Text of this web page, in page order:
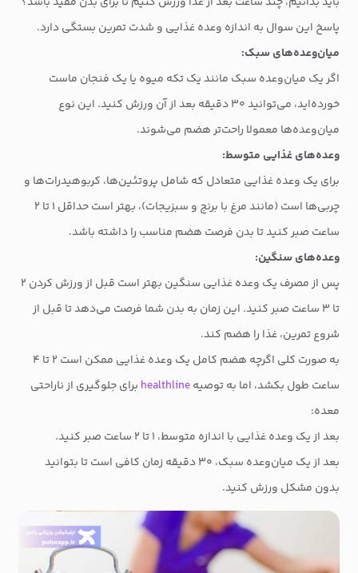
پاسخ این سوال به اندازه وعده غذایی و شدت تمرین بستگی دارد.
میان‌وعده‌های سبک:
اگر یک میان‌وعده سبک مانند یک تکه میوه یا یک فنجان ماست
خورده‌اید، می‌توانید ۳۰ دقیقه بعد از آن ورزش کنید. این نوع
میان‌وعده‌ها معمولا راحت‌تر هضم می‌شوند.
وعده‌های غذایی متوسط:
برای یک وعده غذایی متعادل که شامل پروتئین‌ها، کربوهیدرات‌ها و
چربی‌ها است (مانند مرغ با برنج و سبزیجات)، بهتر است حداقل ۱ تا ۲
ساعت صبر کنید تا بدن فرصت هضم مناسب را داشته باشد.
وعده‌های سنگین:
پس از مصرف یک وعده غذایی سنگین بهتر است قبل از ورزش کردن ۲
تا ۳ ساعت صبر کنید. این زمان به بدن شما فرصت می‌دهد تا قبل از
شروع تمرین، غذا را هضم کند.
به صورت کلی اگرچه هضم کامل یک وعده غذایی ممکن است ۲ تا ۴
ساعت طول بکشد، اما به توصیهhealthline برای جلوگیری از ناراحتی
معده:
بعد از یک وعده غذایی با اندازه متوسط، ۱ تا ۲ ساعت صبر کنید.
بعد از یک میان‌وعده سبک، ۳۰ دقیقه زمان کافی است تا بتوانید
بدون مشکل ورزش کنید.